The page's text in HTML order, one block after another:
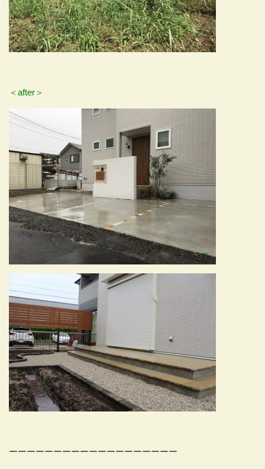
＜after＞
ーーーーーーーーーーーーーーーーーーー